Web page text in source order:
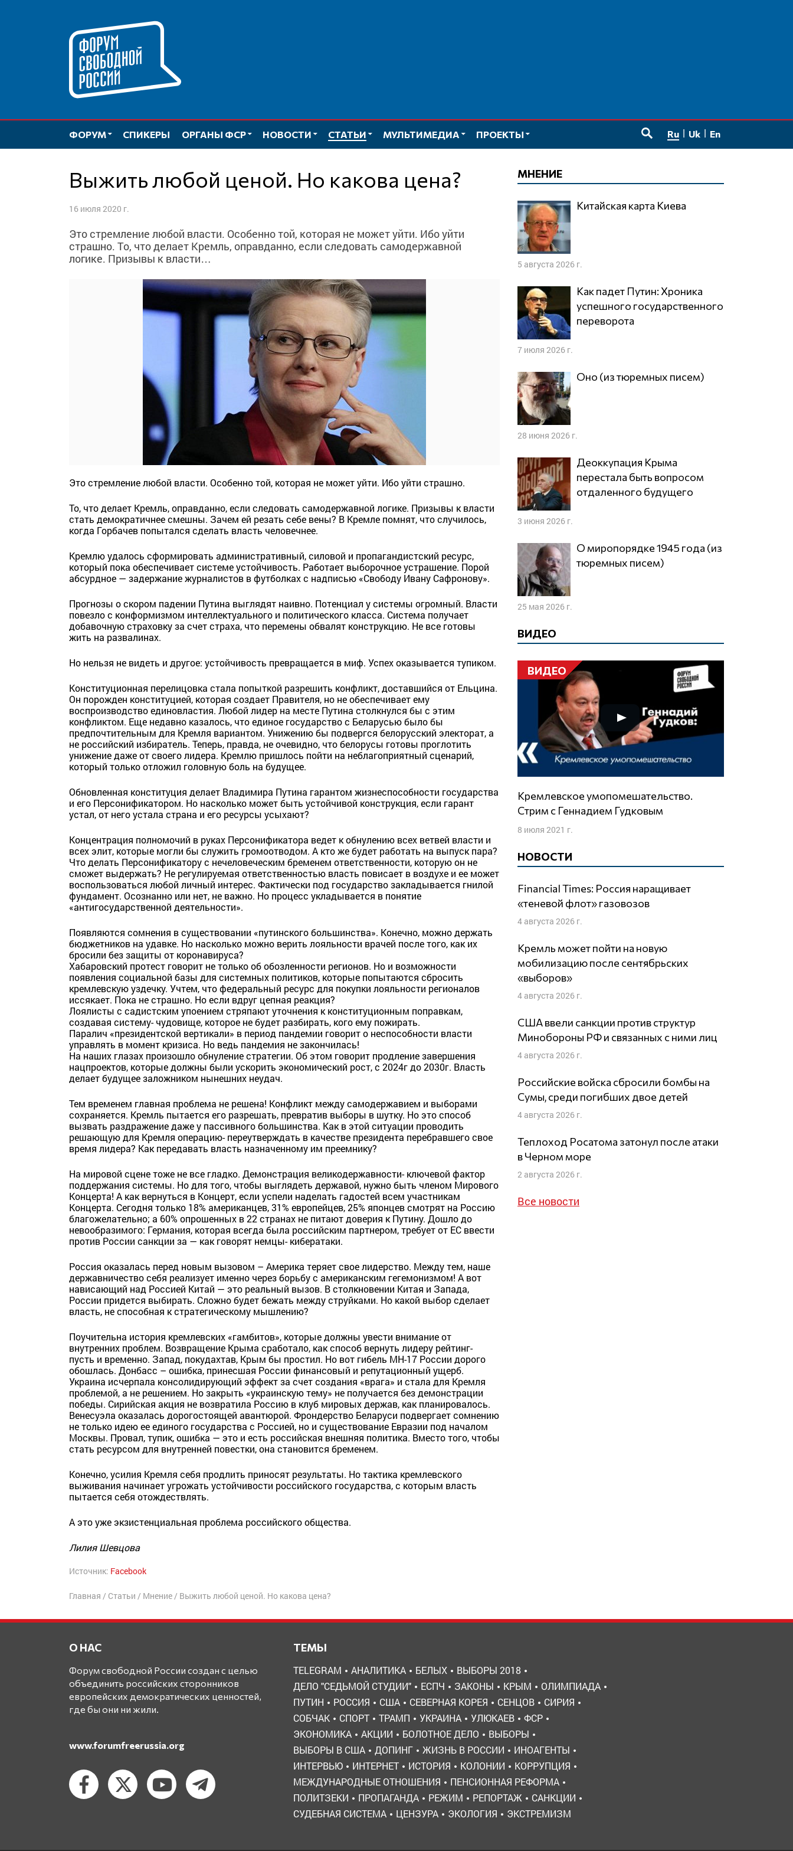
ФОРУМ СПИКЕРЫ ОРГАНЫ ФСР НОВОСТИ СТАТЬИ МУЛЬТИМЕДИА
ПРОЕКТЫ
Ru Uk En
Выжить любой ценой. Но какова цена?
16 июля 2020 г.
Это стремление любой власти. Особенно той, которая не может уйти. Ибо уйти
страшно. То, что делает Кремль, оправданно, если следовать самодержавной
логике. Призывы к власти…
Это стремление любой власти. Особенно той, которая не может уйти. Ибо уйти страшно.
То, что делает Кремль, оправданно, если следовать самодержавной логике. Призывы к власти
стать демократичнее смешны. Зачем ей резать себе вены? В Кремле помнят, что случилось,
когда Горбачев попытался сделать власть человечнее.
Кремлю удалось сформировать административный, силовой и пропагандистский ресурс,
который пока обеспечивает системе устойчивость. Работает выборочное устрашение. Порой
абсурдное — задержание журналистов в футболках с надписью «Свободу Ивану Сафронову».
Прогнозы о скором падении Путина выглядят наивно. Потенциал у системы огромный. Власти
повезло с конформизмом интеллектуального и политического класса. Система получает
добавочную страховку за счет страха, что перемены обвалят конструкцию. Не все готовы
жить на развалинах.
Но нельзя не видеть и другое: устойчивость превращается в миф. Успех оказывается тупиком.
Конституционная перелицовка стала попыткой разрешить конфликт, доставшийся от Ельцина.
Он порожден конституцией, которая создает Правителя, но не обеспечивает ему
воспроизводство единовластия. Любой лидер на месте Путина столкнулся бы с этим
конфликтом. Еще недавно казалось, что единое государство с Беларусью было бы
предпочтительным для Кремля вариантом. Унижению бы подвергся белорусский электорат, а
не российский избиратель. Теперь, правда, не очевидно, что белорусы готовы проглотить
унижение даже от своего лидера. Кремлю пришлось пойти на неблагоприятный сценарий,
который только отложил головную боль на будущее.
Обновленная конституция делает Владимира Путина гарантом жизнеспособности государства
и его Персонификатором. Но насколько может быть устойчивой конструкция, если гарант
устал, от него устала страна и его ресурсы усыхают?
Концентрация полномочий в руках Персонификатора ведет к обнулению всех ветвей власти и
всех элит, которые могли бы служить громоотводом. А кто же будет работать на выпуск пара?
Что делать Персонификатору с нечеловеческим бременем ответственности, которую он не
сможет выдержать? Не регулируемая ответственностью власть повисает в воздухе и ее может
воспользоваться любой личный интерес. Фактически под государство закладывается гнилой
фундамент. Осознанно или нет, не важно. Но процесс укладывается в понятие
«антигосударственной деятельности».
Появляются сомнения в существовании «путинского большинства». Конечно, можно держать
бюджетников на удавке. Но насколько можно верить лояльности врачей после того, как их
бросили без защиты от коронавируса?
Хабаровский протест говорит не только об обозленности регионов. Но и возможности
появления социальной базы для системных политиков, которые попытаются сбросить
кремлевскую уздечку. Учтем, что федеральный ресурс для покупки лояльности регионалов
иссякает. Пока не страшно. Но если вдруг цепная реакция?
Лоялисты с садистским упоением стряпают уточнения к конституционным поправкам,
создавая систему- чудовище, которое не будет разбирать, кого ему пожирать.
Паралич «президентской вертикали» в период пандемии говорит о неспособности власти
управлять в момент кризиса. Но ведь пандемия не закончилась!
На наших глазах произошло обнуление стратегии. Об этом говорит продление завершения
нацпроектов, которые должны были ускорить экономический рост, с 2024г до 2030г. Власть
делает будущее заложником нынешних неудач.
Тем временем главная проблема не решена! Конфликт между самодержавием и выборами
сохраняется. Кремль пытается его разрешать, превратив выборы в шутку. Но это способ
вызвать раздражение даже у пассивного большинства. Как в этой ситуации проводить
решающую для Кремля операцию- переутверждать в качестве президента перебравшего свое
время лидера? Как передавать власть назначенному им преемнику?
На мировой сцене тоже не все гладко. Демонстрация великодержавности- ключевой фактор
поддержания системы. Но для того, чтобы выглядеть державой, нужно быть членом Мирового
Концерта! А как вернуться в Концерт, если успели наделать гадостей всем участникам
Концерта. Сегодня только 18% американцев, 31% европейцев, 25% японцев смотрят на Россию
благожелательно; а 60% опрошенных в 22 странах не питают доверия к Путину. Дошло до
невообразимого: Германия, которая всегда была российским партнером, требует от ЕС ввести
против России санкции за — как говорят немцы- кибератаки.
Россия оказалась перед новым вызовом – Америка теряет свое лидерство. Между тем, наше
державничество себя реализует именно через борьбу с американским гегемонизмом! А вот
нависающий над Россией Китай — это реальный вызов. В столкновении Китая и Запада,
России придется выбирать. Сложно будет бежать между струйками. Но какой выбор сделает
власть, не способная к стратегическому мышлению?
Поучительна история кремлевских «гамбитов», которые должны увести внимание от
внутренних проблем. Возвращение Крыма сработало, как способ вернуть лидеру рейтинг-
пусть и временно. Запад, покудахтав, Крым бы простил. Но вот гибель MH-17 России дорого
обошлась. Донбасс – ошибка, принесшая России финансовый и репутационный ущерб.
Украина исчерпала консолидирующий эффект за счет создания «врага» и стала для Кремля
проблемой, а не решением. Но закрыть «украинскую тему» не получается без демонстрации
победы. Сирийская акция не возвратила Россию в клуб мировых держав, как планировалось.
Венесуэла оказалась дорогостоящей авантюрой. Фрондерство Беларуси подвергает сомнению
не только идею ее единого государства с Россией, но и существование Евразии под началом
Москвы. Провал, тупик, ошибка — это и есть российская внешняя политика. Вместо того, чтобы
стать ресурсом для внутренней повестки, она становится бременем.
Конечно, усилия Кремля себя продлить приносят результаты. Но тактика кремлевского
выживания начинает угрожать устойчивости российского государства, с которым власть
пытается себя отождествлять.
А это уже экзистенциальная проблема российского общества.
Лилия Шевцова
Источник: Facebook
МНЕНИЕ
Китайская карта Киева
5 августа 2026 г.
Как падет Путин: Хроника
успешного государственного
переворота
7 июля 2026 г.
Оно (из тюремных писем)
28 июня 2026 г.
Деоккупация Крыма
перестала быть вопросом
отдаленного будущего
3 июня 2026 г.
О миропорядке 1945 года (из
тюремных писем)
25 мая 2026 г.
ВИДЕО
ВИДЕО
Кремлевское умопомешательство.
Стрим с Геннадием Гудковым
8 июля 2021 г.
НОВОСТИ
Financial Times: Россия наращивает
«теневой флот» газовозов
4 августа 2026 г.
Кремль может пойти на новую
мобилизацию после сентябрьских
«выборов»
4 августа 2026 г.
США ввели санкции против структур
Минобороны РФ и связанных с ними лиц
4 августа 2026 г.
Российские войска сбросили бомбы на
Сумы, среди погибших двое детей
4 августа 2026 г.
Теплоход Росатома затонул после атаки
в Черном море
2 августа 2026 г.
Все новости
Главная / Статьи / Мнение/ Выжить любой ценой. Но какова цена?
О НАС
Форум свободной России создан с целью
объединить российских сторонников
европейских демократических ценностей,
где бы они ни жили.
www.forumfreerussia.org
ТЕМЫ
TELEGRAM АНАЛИТИКА БЕЛЫХ
ВЫБОРЫ 2018
ДЕЛО "СЕДЬМОЙ СТУДИИ"
ЕСПЧ ЗАКОНЫ КРЫМ
ОЛИМПИАДА
ПУТИН
РОССИЯ США СЕВЕРНАЯ КОРЕЯ СЕНЦОВ
СИРИЯ
СОБЧАК
СПОРТ ТРАМП УКРАИНА УЛЮКАЕВ
ФСР
ЭКОНОМИКА
АКЦИИ БОЛОТНОЕ ДЕЛО
ВЫБОРЫ
ВЫБОРЫ В США
ДОПИНГ ЖИЗНЬ В РОССИИ
ИНОАГЕНТЫ
ИНТЕРВЬЮ
ИНТЕРНЕТ ИСТОРИЯ КОЛОНИИ
КОРРУПЦИЯ
МЕЖДУНАРОДНЫЕ ОТНОШЕНИЯ
ПЕНСИОННАЯ РЕФОРМА
ПОЛИТЗЕКИ
ПРОПАГАНДА РЕЖИМ РЕПОРТАЖ
САНКЦИИ
СУДЕБНАЯ СИСТЕМА
ЦЕНЗУРА ЭКОЛОГИЯ ЭКСТРЕМИЗМ